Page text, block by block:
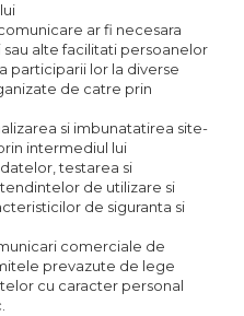
ar fi necesara
alte facilitati persoanelor
participarii lor la diverse
de catre prin
si imbunatatirea site-
intermediul lui
testarea si
de utilizare si
de siguranta si
comerciale de
prevazute de lege
cu caracter personal